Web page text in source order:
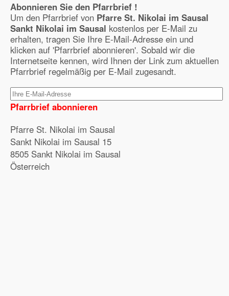
Abonnieren Sie den Pfarrbrief !
Um den Pfarrbrief von Pfarre St. Nikolai im Sausal
Sankt Nikolai im Sausal kostenlos per E-Mail zu
erhalten, tragen Sie Ihre E-Mail-Adresse ein und
klicken auf 'Pfarrbrief abonnieren'. Sobald wir die
Internetseite kennen, wird Ihnen der Link zum aktuellen
Pfarrbrief regelmäßig per E-Mail zugesandt.
Pfarrbrief abonnieren
Pfarre St. Nikolai im Sausal
Sankt Nikolai im Sausal 15
8505 Sankt Nikolai im Sausal
Österreich